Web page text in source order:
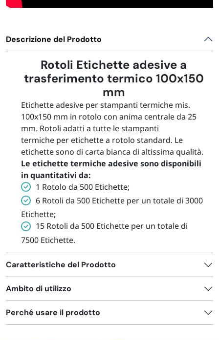
Descrizione del Prodotto
Rotoli Etichette adesive a
trasferimento termico 100x150
mm
Etichette adesive per stampanti termiche mis.
100x150 mm in rotolo con anima centrale da 25
mm. Rotoli adatti a tutte le stampanti
termiche per etichette a rotolo standard. Le
etichette sono di carta bianca di altissima qualità.
Le etichette termiche adesive sono disponibili
in quantitativi da:
1 Rotolo da 500 Etichette;
6 Rotoli da 500 Etichette per un totale di 3000
Etichette;
15 Rotoli da 500 Etichette per un totale di
7500 Etichette.
Caratteristiche del Prodotto
Ambito di utilizzo
Perché usare il prodotto